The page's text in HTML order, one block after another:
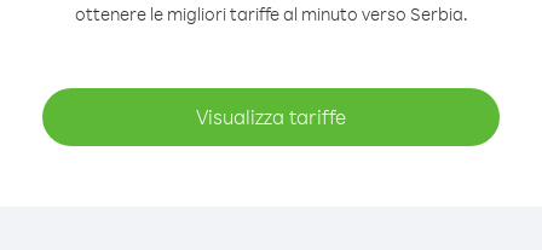
ottenere le migliori tariffe al minuto verso Serbia.
Visualizza tariffe